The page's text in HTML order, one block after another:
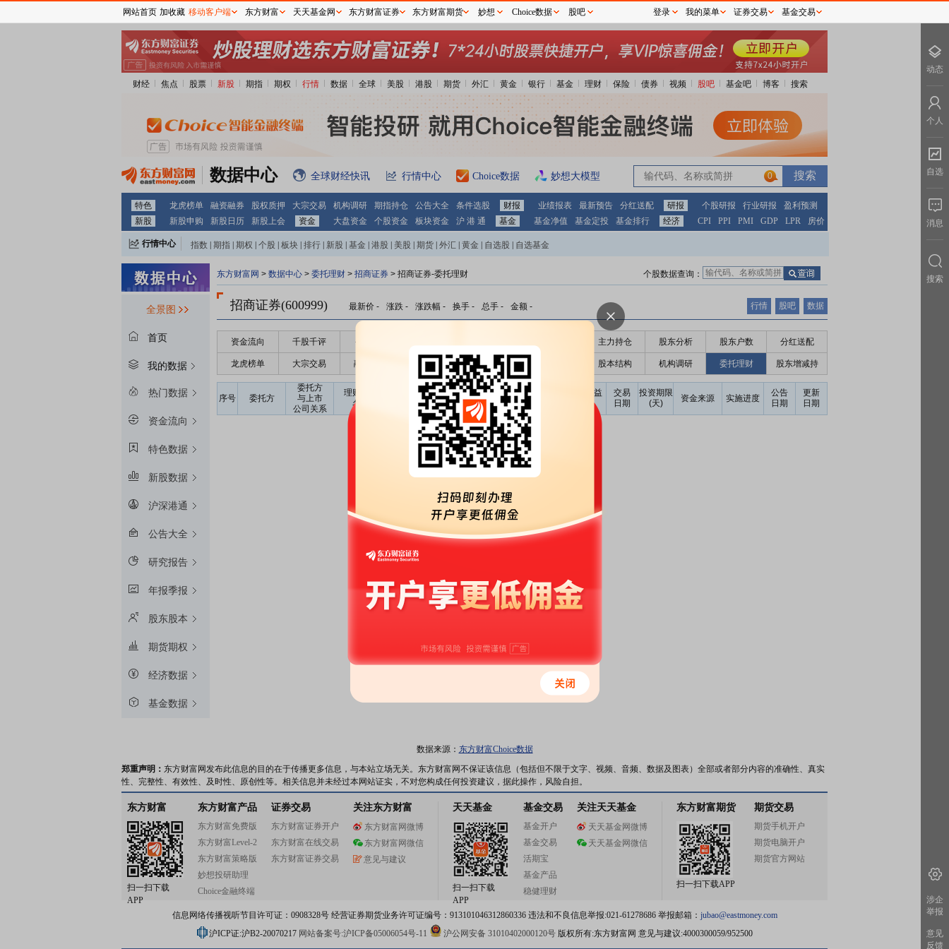
财经 焦点 股票 新股 期指 期权 行情 数据 全球 美股 港股 期货 外汇 黄金 银行 基金 理财 保险 债券 视频 股吧 基金吧 博客 搜索
数据中心 全球财经快讯 行情中心 Choice数据 妙想大模型 0
特色 龙虎榜单 融资融券 股权质押 大宗交易 机构调研 期指持仓 公告大全 条件选股 财报 业绩报表 最新预告 分红送配 研报 个股研报 行业研报
盈利预测
新股
新股申购 新股日历 新股上会 资金 大盘资金 个股资金 板块资金 沪 港 通 基金 基金净值 基金定投 基金排行 经济 CPI PPI PMI GDP LPR 房价
行情中心 指数 期指 期权 个股 板块 排行 新股 基金 港股 美股 期货 外汇 黄金 自选股 自选基金
全景图
首页
我的数据
热门数据
资金流向
特色数据
新股数据
沪深港通
公告大全
研究报告
年报季报
股东股本
期货期权
经济数据
基金数据
东方财富网 > 数据中心 > 委托理财 > 招商证券 > 招商证券-委托理财 个股数据查询：
招商证券(600999) 最新价 - 涨跌 - 涨跌幅 - 换手 - 总手 - 金额 - 行情 股吧 数据
资金流向 千股千评 公告 主力持仓 股东分析 股东户数 分红送配
龙虎榜单 大宗交易 融资融券 高管持股 股东大会 股本结构 机构调研 委托理财 股东增减持
序号 委托方
委托方
与上市
公司关系
理财产品
名称
认购金额
预计年化
收益率
(%)
理财产品
类型
协议签署方
到期收益
交易
日期
投资期限
(天)
资金来源 实施进度
公告
日期
更新
日期
数据来源： 东方财富Choice数据
郑重声明： 东方财富网发布此信息的目的在于传播更多信息，与本站立场无关。东方财富网不保证该信息（包括但不限于文字、视频、音频、数据及图表）全部或者部分内容的准确性、真实
性、完整性、有效性、及时性、原创性等。相关信息并未经过本网站证实，不对您构成任何投资建议，据此操作，风险自担。
东方财富
扫一扫下载
APP
东方财富产品
东方财富免费版
东方财富Level-2
东方财富策略版
妙想投研助理
Choice金融终端
证券交易
东方财富证券开户
东方财富在线交易
东方财富证券交易
关注东方财富
东方财富网微博
东方财富网微信
意见与建议
天天基金
扫一扫下载
APP
基金交易
基金开户
基金交易
活期宝
基金产品
稳健理财
关注天天基金
天天基金网微博
天天基金网微信
东方财富期货
扫一扫下载APP
期货交易
期货手机开户
期货电脑开户
期货官方网站
信息网络传播视听节目许可证：0908328号 经营证券期货业务许可证编号：913101046312860336 违法和不良信息举报:021-61278686 举报邮箱： jubao@eastmoney.com
沪ICP证:沪B2-20070217 网站备案号:沪ICP备05006054号-11 沪公网安备 31010402000120号版权所有:东方财富网 意见与建议:4000300059/952500
网站首页 加收藏 移动客户端 东方财富 天天基金网 东方财富证券 东方财富期货 妙想 Choice数据 股吧 登录 我的菜单 证券交易 基金交易
动态
个人
自选
消息
搜索
涉企
举报
意见
反馈